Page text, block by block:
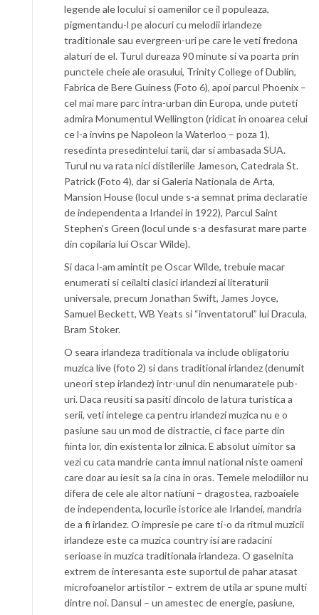
legende ale locului si oamenilor ce il populeaza,
pigmentandu-l pe alocuri cu melodii irlandeze
traditionale sau evergreen-uri pe care le veti fredona
alaturi de el. Turul dureaza 90 minute si va poarta prin
punctele cheie ale orasului, Trinity College of Dublin,
Fabrica de Bere Guiness (Foto 6), apoi parcul Phoenix –
cel mai mare parc intra-urban din Europa, unde puteti
admira Monumentul Wellington (ridicat in onoarea celui
ce l-a invins pe Napoleon la Waterloo – poza 1),
resedinta presedintelui tarii, dar si ambasada SUA.
Turul nu va rata nici distileriile Jameson, Catedrala St.
Patrick (Foto 4), dar si Galeria Nationala de Arta,
Mansion House (locul unde s-a semnat prima declaratie
de independenta a Irlandei in 1922), Parcul Saint
Stephen’s Green (locul unde s-a desfasurat mare parte
din copilaria lui Oscar Wilde).
Si daca l-am amintit pe Oscar Wilde, trebuie macar
enumerati si ceilalti clasici irlandezi ai literaturii
universale, precum Jonathan Swift, James Joyce,
Samuel Beckett, WB Yeats si “inventatorul” lui Dracula,
Bram Stoker.
O seara irlandeza traditionala va include obligatoriu
muzica live (foto 2) si dans traditional irlandez (denumit
uneori step irlandez) intr-unul din nenumaratele pub-
uri. Daca reusiti sa pasiti dincolo de latura turistica a
serii, veti intelege ca pentru irlandezi muzica nu e o
pasiune sau un mod de distractie, ci face parte din
fiinta lor, din existenta lor zilnica. E absolut uimitor sa
vezi cu cata mandrie canta imnul national niste oameni
care doar au iesit sa ia cina in oras. Temele melodiilor nu
difera de cele ale altor natiuni – dragostea, razboaiele
de independenta, locurile istorice ale Irlandei, mandria
de a fi irlandez. O impresie pe care ti-o da ritmul muzicii
irlandeze este ca muzica country isi are radacini
serioase in muzica traditionala irlandeza. O gaselnita
extrem de interesanta este suportul de pahar atasat
microfoanelor artistilor – extrem de utila ar spune multi
dintre noi. Dansul – un amestec de energie, pasiune,